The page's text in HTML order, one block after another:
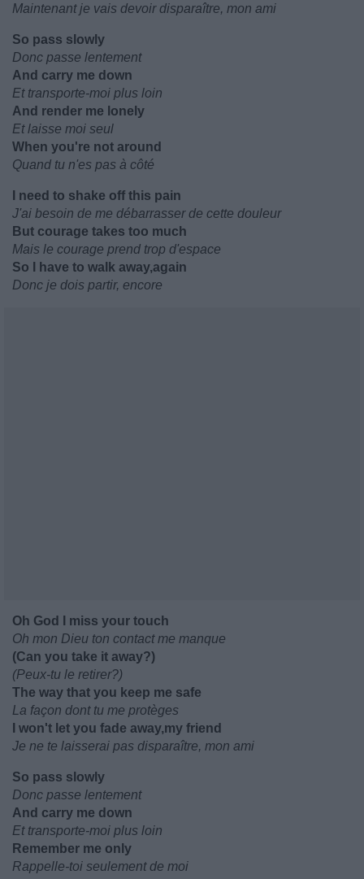
Maintenant je vais devoir disparaître, mon ami
So pass slowly
Donc passe lentement
And carry me down
Et transporte-moi plus loin
And render me lonely
Et laisse moi seul
When you're not around
Quand tu n'es pas à côté
I need to shake off this pain
J'ai besoin de me débarrasser de cette douleur
But courage takes too much
Mais le courage prend trop d'espace
So I have to walk away,again
Donc je dois partir, encore
Oh God I miss your touch
Oh mon Dieu ton contact me manque
(Can you take it away?)
(Peux-tu le retirer?)
The way that you keep me safe
La façon dont tu me protèges
I won't let you fade away,my friend
Je ne te laisserai pas disparaître, mon ami
So pass slowly
Donc passe lentement
And carry me down
Et transporte-moi plus loin
Remember me only
Rappelle-toi seulement de moi